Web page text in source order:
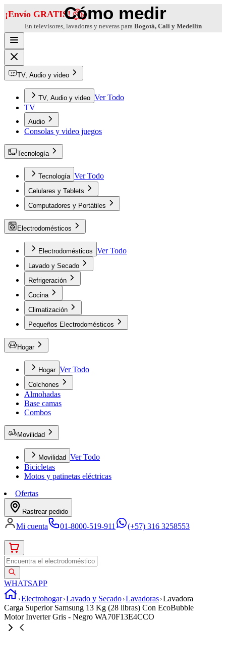
¡Envío GRATIS!
En televisores, lavadoras y neveras para Bogotá, Cali y Medellín
TV, Audio y video
TV, Audio y video Ver Todo
TV
Audio
Consolas y video juegos
Tecnología
Tecnología Ver Todo
Celulares y Tablets
Computadores y Portátiles
Electrodomésticos
Electrodomésticos Ver Todo
Lavado y Secado
Refrigeración
Cocina
Climatización
Pequeños Electrodomésticos
Hogar
Hogar Ver Todo
Colchones
Almohadas
Base camas
Combos
Movilidad
Movilidad Ver Todo
Bicicletas
Motos y patinetas eléctricas
Ofertas
Rastrear pedido
Mi cuenta 01-8000-519-911 (+57) 316 3258553
WHATSAPP
Electrohogar Lavado y Secado Lavadoras Lavadora
Carga Superior Samsung 13 Kg (28 libras) Con EcoBubble
Motor Inverter Gris - Negro WA70F13E4CCO
Cómo medir